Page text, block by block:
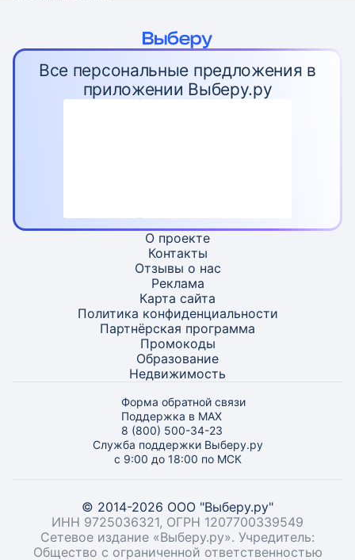
Все персональные предложения в
приложении Выберу.ру
О проекте
Контакты
Отзывы о нас
Реклама
Карта сайта
Политика конфиденциальности
Партнёрская программа
Промокоды
Образование
Недвижимость
Форма обратной связи
Поддержка в MAX
8 (800) 500-34-23
Служба поддержки Выберу.ру
с 9:00 до 18:00 по МСК
© 2014-2026 ООО "Выберу.ру"
ИНН 9725036321, ОГРН 1207700339549
Сетевое издание «Выберу.ру». Учредитель:
Общество с ограниченной ответственностью